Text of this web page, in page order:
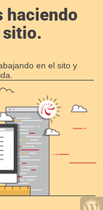
haciendo
sitio.
en el sito y